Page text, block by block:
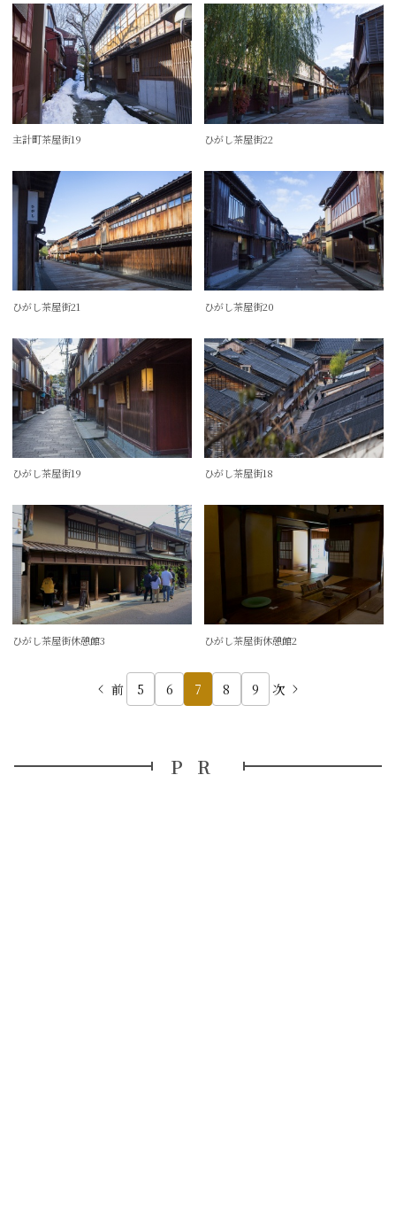
主計町茶屋街19 ひがし茶屋街22
ひがし茶屋街21 ひがし茶屋街20
ひがし茶屋街19 ひがし茶屋街18
ひがし茶屋街休憩館3 ひがし茶屋街休憩館2
前 5 6 7 8 9 次
PR